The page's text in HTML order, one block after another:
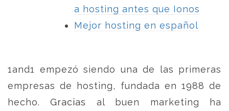
a hosting antes que Ionos
Mejor hosting en español
1and1 empezó siendo una de las primeras
empresas de hosting, fundada en 1988 de
hecho. Gracias al buen marketing ha